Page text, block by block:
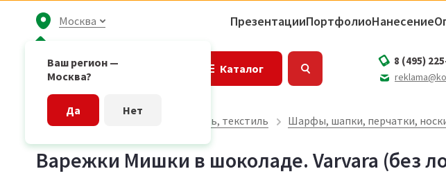
Москва
Ваш регион —
Москва?
Да Нет
ПрезентацииПортфолиоНанесение
Каталог
8 (495)
Главная страница Одежда, обувь, текстиль Шарфы, шапки, перчатки,
Варежки Мишки в шоколаде. Varvara (без